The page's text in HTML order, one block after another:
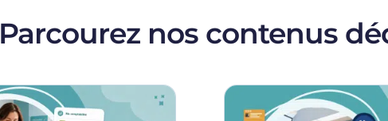
Parcourez nos contenus